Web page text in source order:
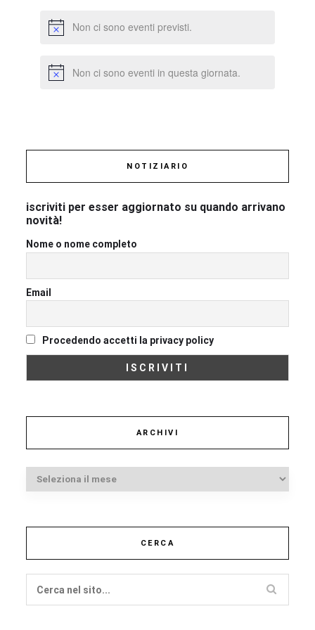
Non ci sono eventi previsti.
Non ci sono eventi in questa giornata.
NOTIZIARIO
iscriviti per esser aggiornato su quando arrivano
novità!
Nome o nome completo
Email
Procedendo accetti la privacy policy
ARCHIVI
Archivi
CERCA